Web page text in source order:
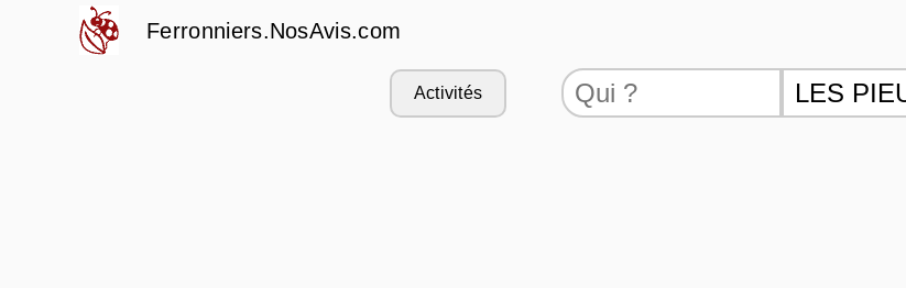
Ferronniers.NosAvis.com
Activités